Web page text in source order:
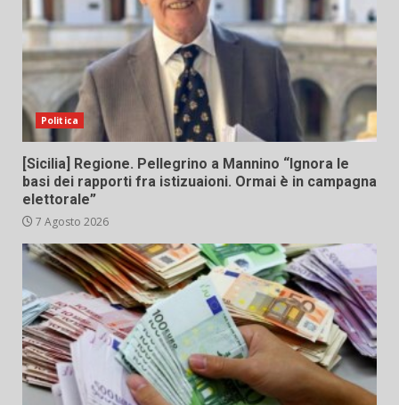
Politica
[Sicilia] Regione. Pellegrino a Mannino “Ignora le
basi dei rapporti fra istizuaioni. Ormai è in campagna
elettorale”
7 Agosto 2026